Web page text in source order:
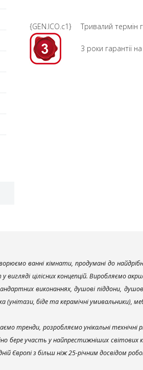
{GEN.ICO.c1} Тривалий термін
3 роки гарантії
ванні кімнати, продумані до
у вигляді цілісних концепцій. Виробляємо
виконаннях, душові піддони,
(унітази, біде та керамічні умивальники),
тренди, розробляємо унікальні
бере участь у найпрестижніших світових
Європі з більш ніж 25-річним досвідом